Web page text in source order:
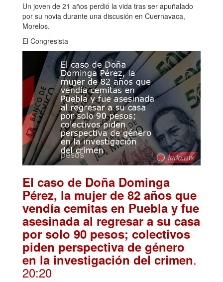
Un joven de 21 años perdió la vida tras ser apuñalado
por su novia durante una discusión en Cuernavaca,
Morelos.
El Congresista
El caso de Doña Dominga
Pérez, la mujer de 82 años que
vendía cemitas en Puebla y fue
asesinada al regresar a su casa
por solo 90 pesos; colectivos
piden perspectiva de género
en la investigación del crimen.
20:20